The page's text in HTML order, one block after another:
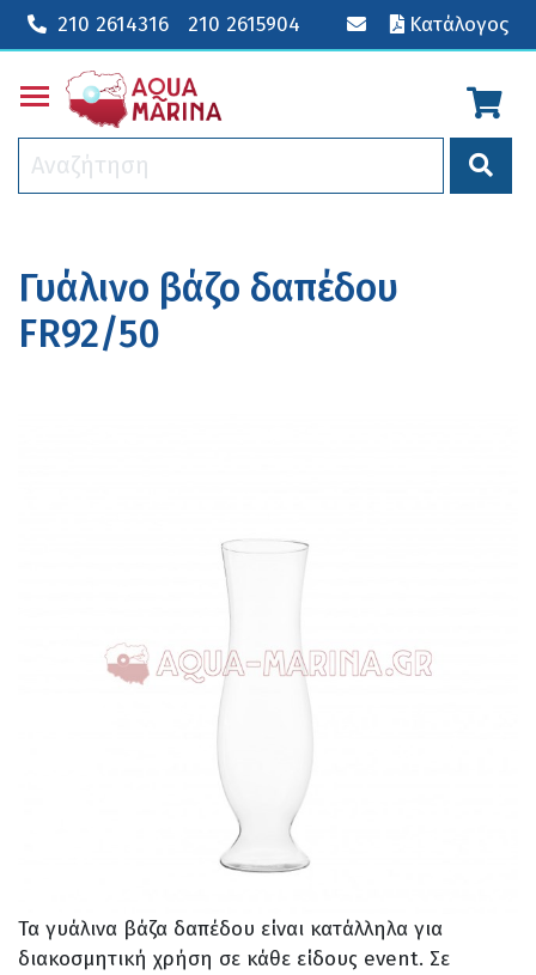
210 2614316 210 2615904 Κατάλογος
Toggle main menu visibility
Γυάλινο βάζο δαπέδου
FR92/50
Τα γυάλινα βάζα δαπέδου είναι κατάλληλα για
διακοσμητική χρήση σε κάθε είδους event. Σε